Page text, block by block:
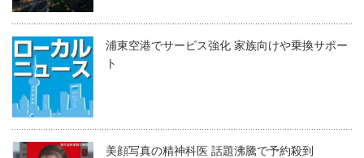
浦東空港でサービス強化 家族向けや乗換サポー
ト
美顔写真の精神科医 話題沸騰で予約殺到